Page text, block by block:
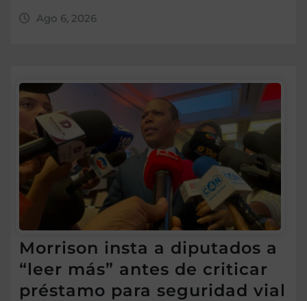
Ago 6, 2026
Morrison insta a diputados a
“leer más” antes de criticar
préstamo para seguridad vial